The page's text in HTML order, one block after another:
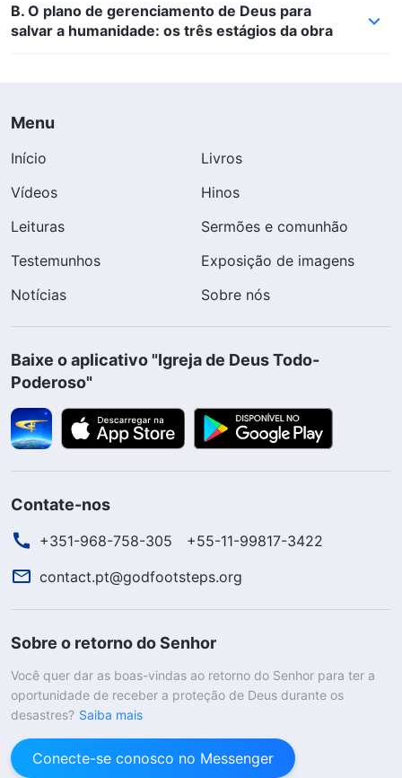
B. O plano de gerenciamento de Deus para
salvar a humanidade: os três estágios da obra
Menu
Início
Livros
Vídeos
Hinos
Leituras
Sermões e comunhão
Testemunhos
Exposição de imagens
Notícias
Sobre nós
Baixe o aplicativo "Igreja de Deus Todo-
Poderoso"
Contate-nos
+351-968-758-305
+55-11-99817-3422
contact.pt@godfootsteps.org
Sobre o retorno do Senhor
Você quer dar as boas-vindas ao retorno do Senhor para ter a
oportunidade de receber a proteção de Deus durante os
desastres? Saiba mais
Conecte-se conosco no Messenger